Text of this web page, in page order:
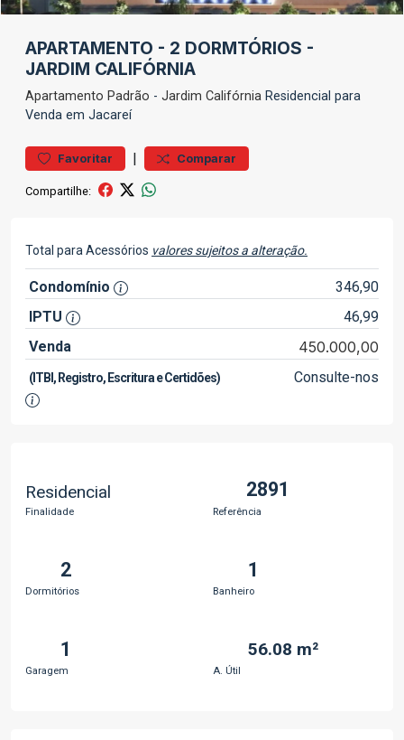
APARTAMENTO - 2 DORMTÓRIOS -
JARDIM CALIFÓRNIA
Apartamento Padrão - Jardim Califórnia Residencial para
Venda em Jacareí
Favoritar | Comparar
Compartilhe:
Total para Acessórios valores sujeitos a alteração.
Condomínio
346,90
IPTU
46,99
Venda
450.000,00
(ITBI, Registro, Escritura e Certidões) Consulte-nos
Residencial
Finalidade
2891
Referência
2
Dormitórios
1
Banheiro
1
Garagem
56.08 m²
A. Útil